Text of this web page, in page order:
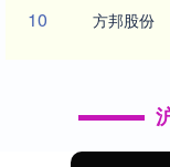
10 方邦股份